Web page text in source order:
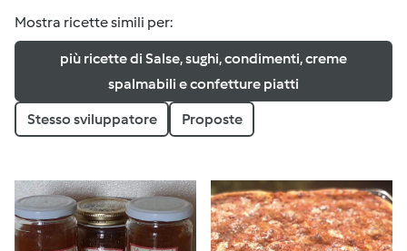
Mostra ricette simili per:
più ricette di Salse, sughi, condimenti, creme
spalmabili e confetture piatti
Stesso sviluppatore Proposte